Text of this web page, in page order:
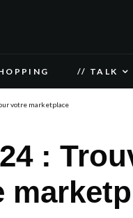
// TALK
votre marketplace
: